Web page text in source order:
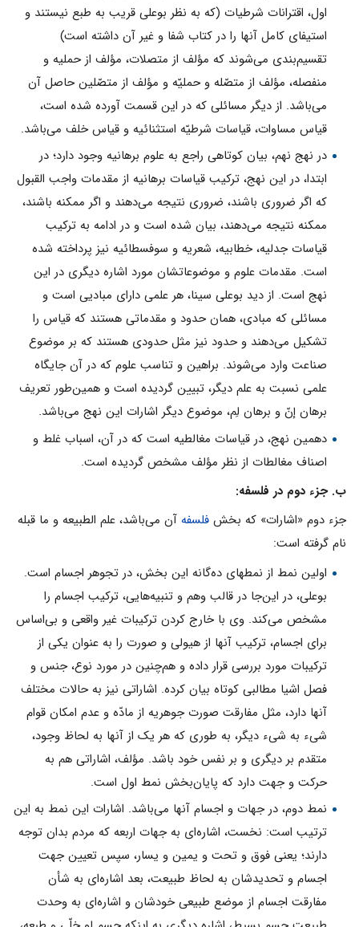
اول، اقترانات شرطيات (كه به نظر بوعلى قريب به طبع نيستند و
استيفاى كامل آنها را در كتاب شفا و غير آن داشته است)
تقسيم‌بندى مى‌شوند كه مؤلف از متصلات، مؤلف از حمليه و
منفصله، مؤلف از متصّله و حمليّه و مؤلف از متصّلين حاصل آن
مى‌باشد. از ديگر مسائلى كه در اين قسمت آورده شده است،
قياس مساوات، قياسات شرطيّه استثنائيه و قياس خلف مى‌باشد.
در نهج نهم، بيان كوتاهى راجع به علوم برهانيه وجود دارد؛ در
ابتدا، در اين نهج، تركيب قياسات برهانيه از مقدمات واجب القبول
كه اگر ضرورى باشند، ضرورى نتيجه مى‌دهند و اگر ممكنه باشند،
ممكنه نتيجه مى‌دهند، بيان شده است و در ادامه به تركيب
قياسات جدليه، خطابيه، شعريه و سوفسطائيه نيز پرداخته شده
است. مقدمات علوم و موضوعاتشان مورد اشاره ديگرى در اين
نهج است. از ديد بوعلى سينا، هر علمى داراى مباديى است و
مسائلى كه مبادى، همان حدود و مقدماتى هستند كه قياس را
تشكيل مى‌دهند و حدود نيز مثل حدودى هستند كه بر موضوع
صناعت وارد مى‌شوند. براهین و تناسب علوم كه در آن جايگاه
علمى نسبت به علم ديگر، تبيين گرديده است و همين‌طور تعريف
برهان إنّ و برهان لِم، موضوع ديگر اشارات اين نهج مى‌باشد.
دهمين نهج، در قياسات مغالطيه است كه در آن، اسباب غلط و
اصناف مغالطات از نظر مؤلف مشخص گرديده است.
ب. جزء دوم در فلسفه:
جزء دوم «اشارات» كه بخش فلسفه آن مى‌باشد، علم الطبيعه و ما قبله
نام گرفته است:
اولین نمط از نمطهاى ده‌گانه اين بخش، در تجوهر اجسام است.
بوعلى، در اين‌جا در قالب وهم و تنبيه‌هایى، تركيب اجسام را
مشخص مى‌كند. وى با خارج كردن تركيبات غير واقعى و بى‌اساس
برای اجسام، تركيب آنها از هيولى و صورت را به عنوان یکى از
تركيبات مورد بررسى قرار داده و هم‌چنين در مورد نوع، جنس و
فصل اشيا مطالبى كوتاه بيان كرده. اشاراتى نيز به حالات مختلف
آنها دارد، مثل مفارقت صورت جوهريه از مادّه و عدم امكان قوام
شىء به شىء ديگر، به طورى كه هر یک از آنها به لحاظ وجود،
متقدم بر ديگرى و بر نفس خود باشد. مؤلف، اشاراتى هم به
حركت و جهت دارد كه پایان‌بخش نمط اول است.
نمط دوم، در جهات و اجسام آنها مى‌باشد. اشارات اين نمط به اين
ترتيب است: نخست، اشاره‌اى به جهات اربعه كه مردم بدان توجه
دارند؛ يعنى فوق و تحت و يمين و يسار، سپس تعيين جهت
اجسام و تحديدشان به لحاظ طبيعت، بعد اشاره‌اى به شأن
مفارقت اجسام از موضع طبيعى خودشان و اشاره‌اى به وحدت